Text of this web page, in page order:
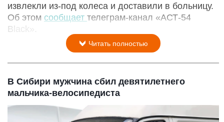
извлекли из-под колеса и доставили в больницу.
Об этом сообщает телеграм-канал «АСТ-54
Black».
Читать полностью
В Сибири мужчина сбил девятилетнего
мальчика-велосипедиста